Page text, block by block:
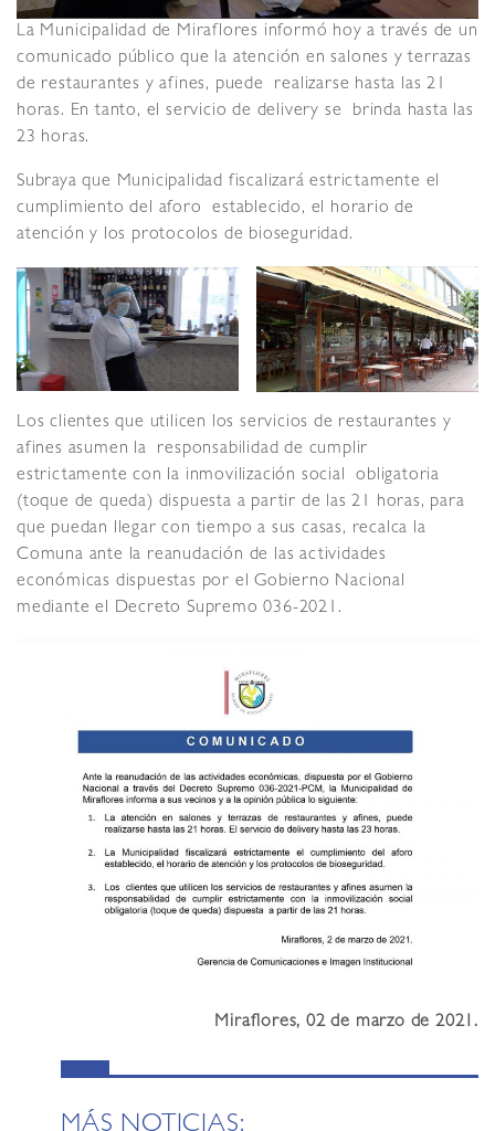
La Municipalidad de Miraflores informó hoy a través de un
comunicado público que la atención en salones y terrazas
de restaurantes y afines, puede realizarse hasta las 21
horas. En tanto, el servicio de delivery se brinda hasta las
23 horas.
Subraya que Municipalidad fiscalizará estrictamente el
cumplimiento del aforo establecido, el horario de
atención y los protocolos de bioseguridad.
Los clientes que utilicen los servicios de restaurantes y
afines asumen la responsabilidad de cumplir
estrictamente con la inmovilización social obligatoria
(toque de queda) dispuesta a partir de las 21 horas, para
que puedan llegar con tiempo a sus casas, recalca la
Comuna ante la reanudación de las actividades
económicas dispuestas por el Gobierno Nacional
mediante el Decreto Supremo 036-2021.
Miraflores, 02 de marzo de 2021.
MÁS NOTICIAS: